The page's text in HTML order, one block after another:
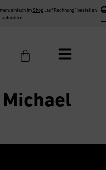
einfach im Shop„auf Rechnung“ bestellen
anfordern.
Michael